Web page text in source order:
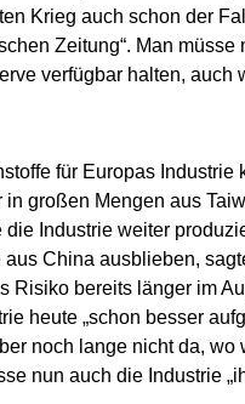
Krieg auch schon der
Zeitung“. Man müsse
verfügbar halten, auch
für Europas Industrie
in großen Mengen aus
die Industrie weiter
aus China ausblieben,
Risiko bereits länger im
heute „schon besser
noch lange nicht da, wo
nun auch die Industrie